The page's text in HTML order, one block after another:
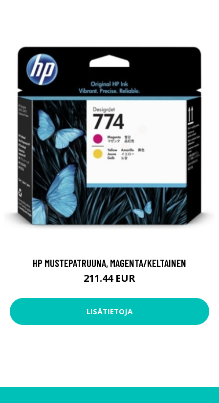
HP MUSTEPATRUUNA, MAGENTA/KELTAINEN
211.44 EUR
LISÄTIETOJA